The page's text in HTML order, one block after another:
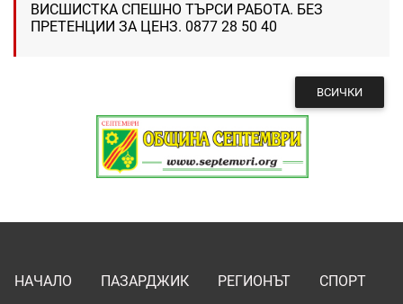
ВИСШИСТКА СПЕШНО ТЪРСИ РАБОТА. БЕЗ
ПРЕТЕНЦИИ ЗА ЦЕНЗ. 0877 28 50 40
ВСИЧКИ
НАЧАЛО ПАЗАРДЖИК РЕГИОНЪТ
СПОРТ